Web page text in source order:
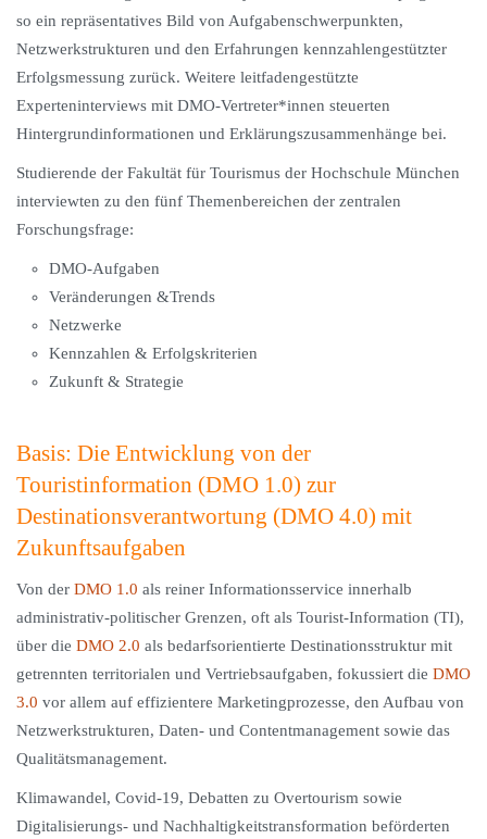
so ein repräsentatives Bild von Aufgabenschwerpunkten,
Netzwerkstrukturen und den Erfahrungen kennzahlengestützter
Erfolgsmessung zurück. Weitere leitfadengestützte
Experteninterviews mit DMO-Vertreter*innen steuerten
Hintergrundinformationen und Erklärungszusammenhänge bei.
Studierende der Fakultät für Tourismus der Hochschule München
interviewten zu den fünf Themenbereichen der zentralen
Forschungsfrage:
DMO-Aufgaben
Veränderungen &Trends
Netzwerke
Kennzahlen & Erfolgskriterien
Zukunft & Strategie
Basis: Die Entwicklung von der
Touristinformation (DMO 1.0) zur
Destinationsverantwortung (DMO 4.0) mit
Zukunftsaufgaben
Von der DMO 1.0 als reiner Informationsservice innerhalb
administrativ-politischer Grenzen, oft als Tourist-Information (TI),
über die DMO 2.0 als bedarfsorientierte Destinationsstruktur mit
getrennten territorialen und Vertriebsaufgaben, fokussiert die DMO
3.0 vor allem auf effizientere Marketingprozesse, den Aufbau von
Netzwerkstrukturen, Daten- und Contentmanagement sowie das
Qualitätsmanagement.
Klimawandel, Covid-19, Debatten zu Overtourism sowie
Digitalisierungs- und Nachhaltigkeitstransformation beförderten